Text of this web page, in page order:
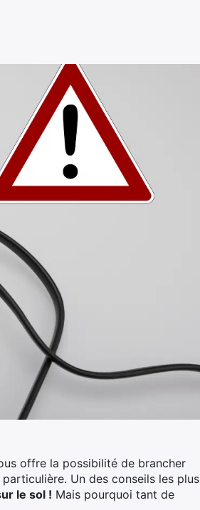
offre la possibilité de brancher
Un des conseils les plus
le sol ! Mais pourquoi tant de